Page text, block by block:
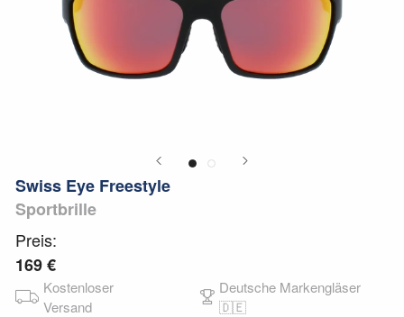
Swiss Eye Freestyle
Sportbrille
Preis:
169 €
Kostenloser
Versand
Deutsche Markengläser
🇩🇪